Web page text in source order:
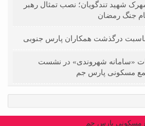
شهید تندگویان؛ نصب تمثال رهبر
جنگ رمضان
مناسبت درگذشت همکاران پارس جنوبی
«سامانه شهروندی» در نشست
مسکونی پارس جم